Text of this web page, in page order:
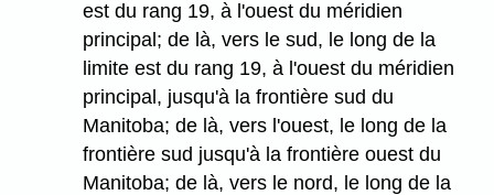
est du rang 19, à l'ouest du méridien
principal; de là, vers le sud, le long de la
limite est du rang 19, à l'ouest du méridien
principal, jusqu'à la frontière sud du
Manitoba; de là, vers l'ouest, le long de la
frontière sud jusqu'à la frontière ouest du
Manitoba; de là, vers le nord, le long de la